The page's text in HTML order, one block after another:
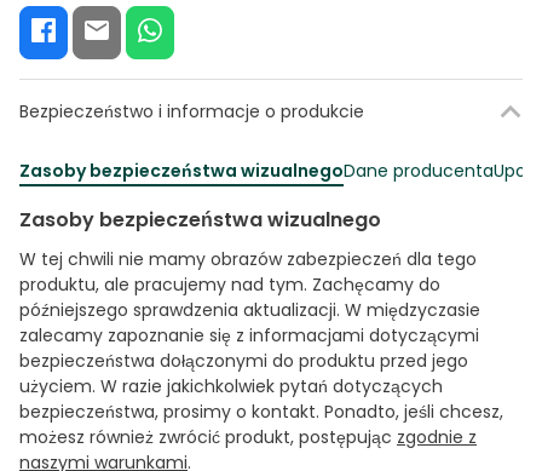
Bezpieczeństwo i informacje o produkcie
Zasoby bezpieczeństwa wizualnegoDane producenta
Zasoby bezpieczeństwa wizualnego
W tej chwili nie mamy obrazów zabezpieczeń dla tego
produktu, ale pracujemy nad tym. Zachęcamy do
późniejszego sprawdzenia aktualizacji. W międzyczasie
zalecamy zapoznanie się z informacjami dotyczącymi
bezpieczeństwa dołączonymi do produktu przed jego
użyciem. W razie jakichkolwiek pytań dotyczących
bezpieczeństwa, prosimy o kontakt. Ponadto, jeśli chcesz,
możesz również zwrócić produkt, postępując zgodnie z
naszymi warunkami.